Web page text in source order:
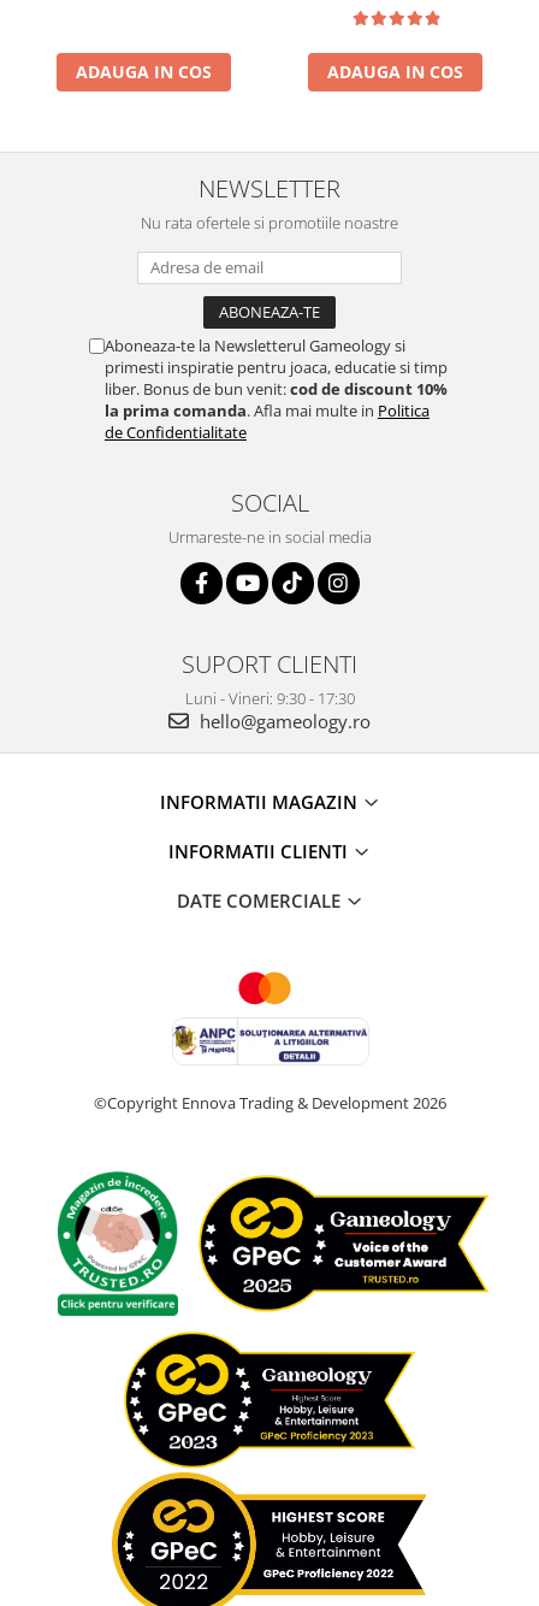
ADAUGA IN COS ADAUGA IN COS
NEWSLETTER
Nu rata ofertele si promotiile noastre
Aboneaza-te la Newsletterul Gameology si
primesti inspiratie pentru joaca, educatie si timp
liber. Bonus de bun venit:cod de discount 10%
la prima comanda. Afla mai multe in Politica
de Confidentialitate
SOCIAL
Urmareste-ne in social media
SUPORT CLIENTI
Luni - Vineri: 9:30 - 17:30
hello@gameology.ro
INFORMATII MAGAZIN
INFORMATII CLIENTI
DATE COMERCIALE
©Copyright Ennova Trading & Development 2026